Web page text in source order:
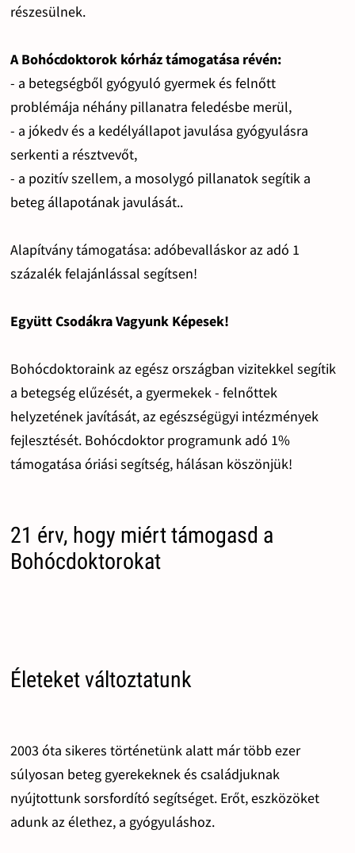
részesülnek.
A Bohócdoktorok kórház támogatása révén:
- a betegségből gyógyuló gyermek és felnőtt
problémája néhány pillanatra feledésbe merül,
- a jókedv és a kedélyállapot javulása gyógyulásra
serkenti a résztvevőt,
- a pozitív szellem, a mosolygó pillanatok segítik a
beteg állapotának javulását..
Alapítvány támogatása: adóbevalláskor az adó 1
százalék felajánlással segítsen!
Együtt Csodákra Vagyunk Képesek!
Bohócdoktoraink az egész országban vizitekkel segítik
a betegség elűzését, a gyermekek - felnőttek
helyzetének javítását, az egészségügyi intézmények
fejlesztését. Bohócdoktor programunk adó 1%
támogatása óriási segítség, hálásan köszönjük!
21 érv, hogy miért támogasd a
Bohócdoktorokat
Életeket változtatunk
2003 óta sikeres történetünk alatt már több ezer
súlyosan beteg gyerekeknek és családjuknak
nyújtottunk sorsfordító segítséget. Erőt, eszközöket
adunk az élethez, a gyógyuláshoz.